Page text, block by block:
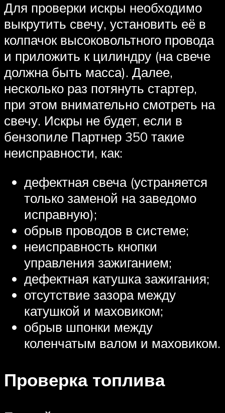
Для проверки искры необходимо
выкрутить свечу, установить её в
колпачок высоковольтного провода
и приложить к цилиндру (на свече
должна быть масса). Далее,
несколько раз потянуть стартер,
при этом внимательно смотреть на
свечу. Искры не будет, если в
бензопиле Партнер 350 такие
неисправности, как:
дефектная свеча (устраняется
только заменой на заведомо
исправную);
обрыв проводов в системе;
неисправность кнопки
управления зажиганием;
дефектная катушка зажигания;
отсутствие зазора между
катушкой и маховиком;
обрыв шпонки между
коленчатым валом и маховиком.
Проверка топлива